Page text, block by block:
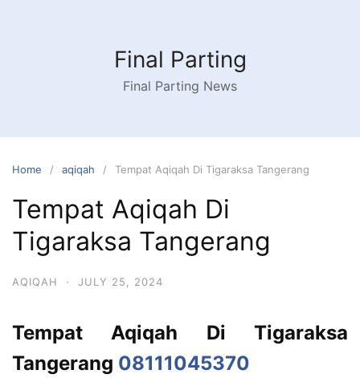
Final Parting
Final Parting News
Home aqiqah Tempat Aqiqah Di Tigaraksa Tangerang
Tempat Aqiqah Di
Tigaraksa Tangerang
AQIQAH · JULY 25, 2024
Tempat Aqiqah Di Tigaraksa
Tangerang 08111045370